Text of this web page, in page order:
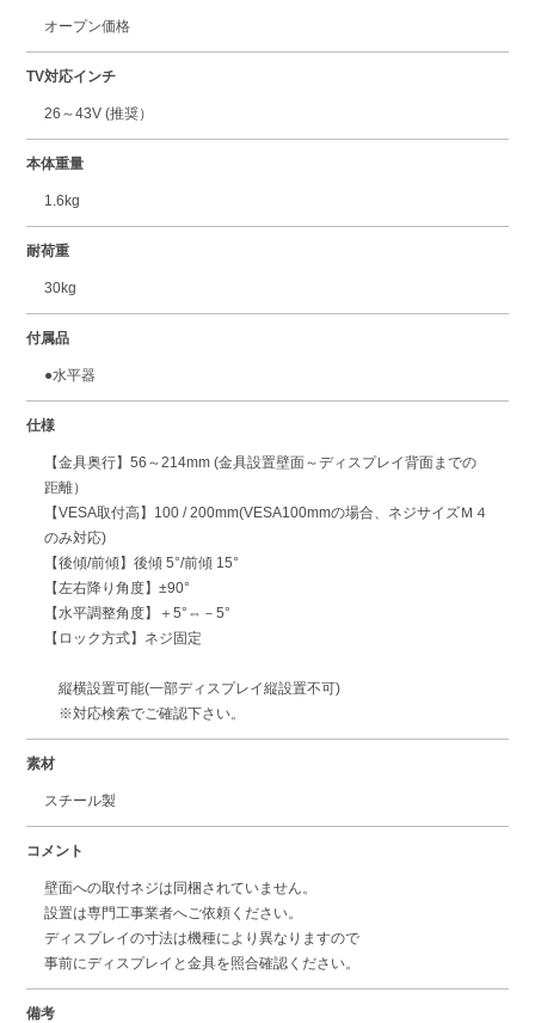
オープン価格
TV対応インチ
26～43V (推奨）
本体重量
1.6kg
耐荷重
30kg
付属品
●水平器
仕様
【金具奥行】56～214mm (金具設置壁面～ディスプレイ背面までの
距離）
【VESA取付高】100 / 200mm(VESA100mmの場合、ネジサイズＭ４
のみ対応)
【後傾/前傾】後傾 5°/前傾 15°
【左右降り角度】±90°
【水平調整角度】＋5°⇔－5°
【ロック方式】ネジ固定
縦横設置可能(一部ディスプレイ縦設置不可)
※対応検索でご確認下さい。
素材
スチール製
コメント
壁面への取付ネジは同梱されていません。
設置は専門工事業者へご依頼ください。
ディスプレイの寸法は機種により異なりますので
事前にディスプレイと金具を照合確認ください。
備考